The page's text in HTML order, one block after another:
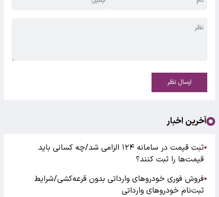
ارسال نظر
آخرین اخبار
●
ثبت قیمت در سامانه ۱۲۴ الزامی شد/چه کسانی باید
قیمت‌ها را ثبت کنند؟
●فروش فوری خودروهای وارداتی بدون قرعه‌کشی/شرایط
ثبت‌نام خودروهای وارداتی